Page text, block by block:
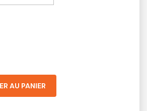
AU PANIER